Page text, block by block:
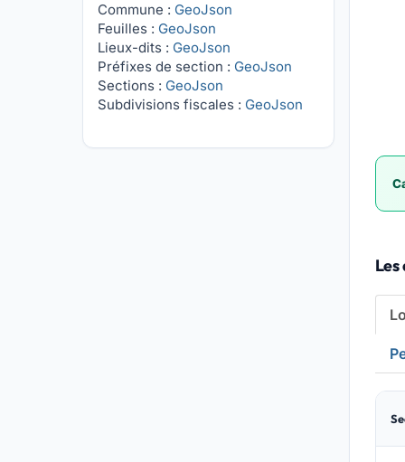
Commune : GeoJson
Feuilles : GeoJson
Lieux-dits : GeoJson
Préfixes de section : GeoJson
Sections : GeoJson
Subdivisions fiscales : GeoJson